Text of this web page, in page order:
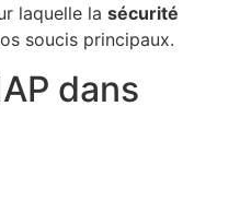
laquelle la sécurité
soucis principaux.
dans